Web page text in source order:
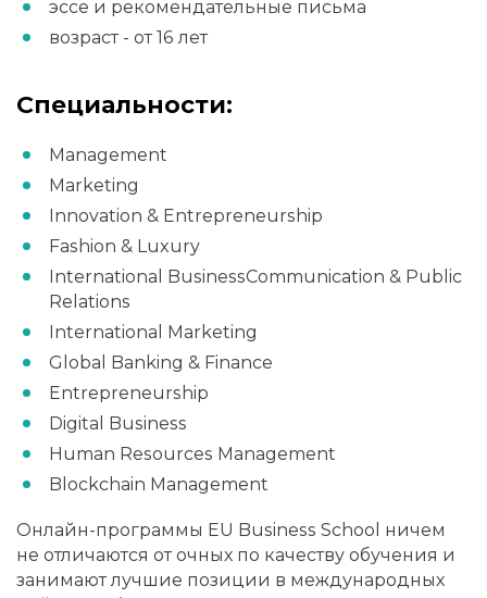
эссе и рекомендательные письма
возраст - от 16 лет
Специальности:
Management
Marketing
Innovation & Entrepreneurship
Fashion & Luxury
International BusinessCommunication & Public
Relations
International Marketing
Global Banking & Finance
Entrepreneurship
Digital Business
Human Resources Management
Blockchain Management
Онлайн-программы EU Business School ничем
не отличаются от очных по качеству обучения и
занимают лучшие позиции в международных